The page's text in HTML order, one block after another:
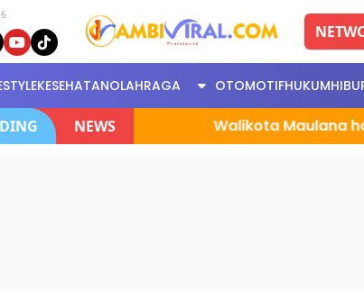
KESEHATANOLAHRAGA OTOMOTIFHUKUM
NEWS Walikota Maulana hadiri